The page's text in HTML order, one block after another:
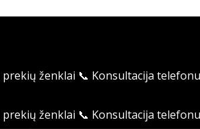
prekių ženklai 📞 Konsultacija telefonu
prekių ženklai 📞 Konsultacija telefonu